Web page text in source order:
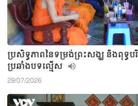
ប្រសិទ្ធភាពនៃទម្រង់ព្រះសង្ឃ និងពុទ្ធ
ប្រឆាំងបទល្មើស
29/07/2026